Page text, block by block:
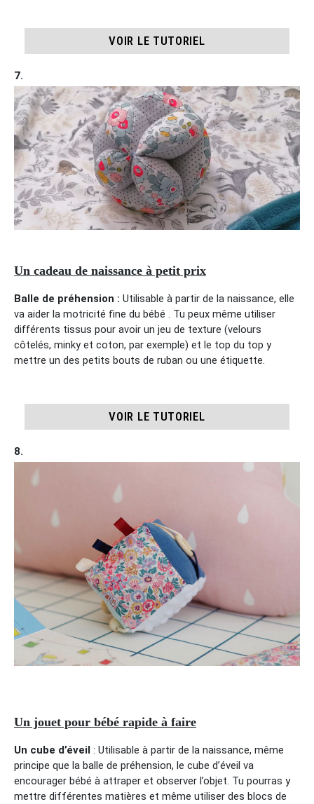
VOIR LE TUTORIEL
7.
Un cadeau de naissance à petit prix
Balle de préhension : Utilisable à partir de la naissance, elle
va aider la motricité fine du bébé . Tu peux même utiliser
différents tissus pour avoir un jeu de texture (velours
côtelés, minky et coton, par exemple) et le top du top y
mettre un des petits bouts de ruban ou une étiquette.
VOIR LE TUTORIEL
8.
Un jouet pour bébé rapide à faire
Un cube d’éveil : Utilisable à partir de la naissance, même
principe que la balle de préhension, le cube d’éveil va
encourager bébé à attraper et observer l’objet. Tu pourras y
mettre différentes matières et même utiliser des blocs de